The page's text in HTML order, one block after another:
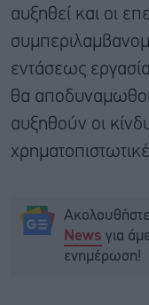
αυξηθεί και οι
εντάσεως
θα
αυξηθούν οι
News για
ενημέρωση!